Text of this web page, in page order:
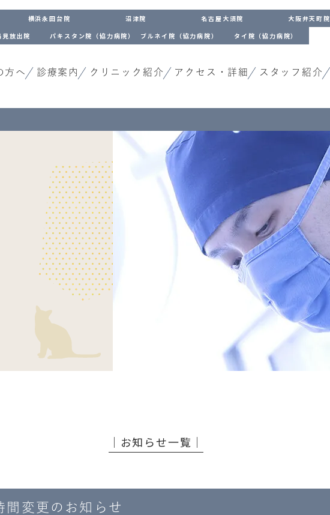
横浜永田台院 沼津院 名古屋大須院
大阪弁天町院
見放出院
パキスタン院（協力病院） ブルネイ院（協力病院） タイ院（協力病院）
方へ 診療案内 クリニック紹介 アクセス・詳細 スタッフ紹介
│お知らせ一覧│
変更のお知らせ